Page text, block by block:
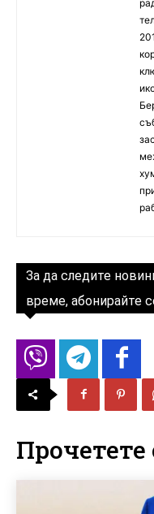
За да следите
време, абонирайте